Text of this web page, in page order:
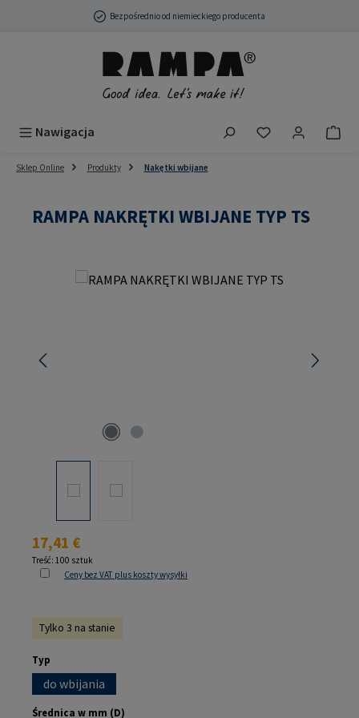
Przejdź do głównej zawartościBezpośrednio od niemieckiego producenta
Nawigacja Masz 0
Sklep Online Produkty Nakętki wbijane
RAMPA NAKRĘTKI WBIJANE TYP TS
Pomiń galerię zdjęć
Cena regularna:
17,41 €
Treść: 100 sztuk
Ceny bez VAT plus koszty wysyłki
Tylko 3 na stanie
Wybierz
Typ
do wbijania
Wybierz
Średnica w mm (D)